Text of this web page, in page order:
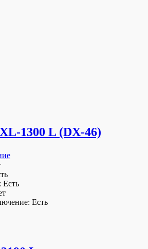
1300 L (DX-46)
Есть